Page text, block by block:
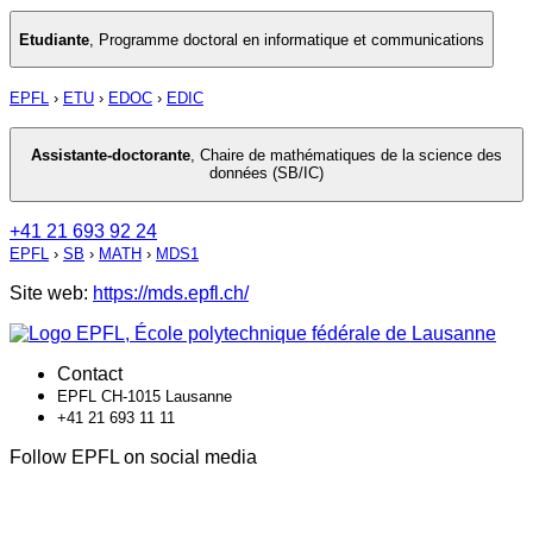
Etudiante Programme doctoral en informatique et communications
EPFL › ETU › EDOC › EDIC
Assistante-doctorante, Chaire de mathématiques de la science des
données (SB/IC)
+41 21 693 92 24
EPFL › SB › MATH › MDS1
Site web: https://mds.epfl.ch/
Contact
EPFL CH-1015 Lausanne
+41 21 693 11 11
Follow EPFL on social media